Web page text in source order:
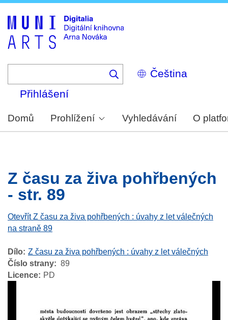
Select
your
Přihlášení
Domů Prohlížení Vyhledávání O
Z času za živa pohřbených
- str. 89
Otevřít Z času za živa pohřbených : úvahy z let válečných
na straně 89
Dílo Z času za živa pohřbených : úvahy z let válečných
Číslo strany
89
Licence
PD